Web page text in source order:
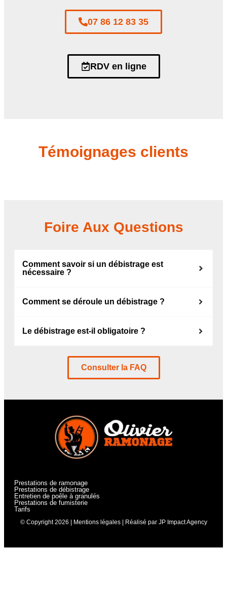
07 86 12 83 35
RDV en ligne
Témoignages clients
Foire Aux Questions
Comment savoir si un débistrage est
nécessaire ?
Comment se déroule un débistrage ?
Le débistrage est-il obligatoire ?
Consulter la FAQ
Prestations de ramonage
Prestations de débistrage
Entretien de poêle à granulés
Prestations de fumisterie
Tarifs
© Copyright 2026 | Mentions légales| Réalisé par JP Impact Agency